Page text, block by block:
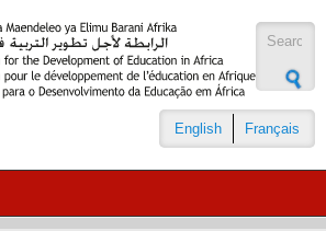
English Français
Search
form